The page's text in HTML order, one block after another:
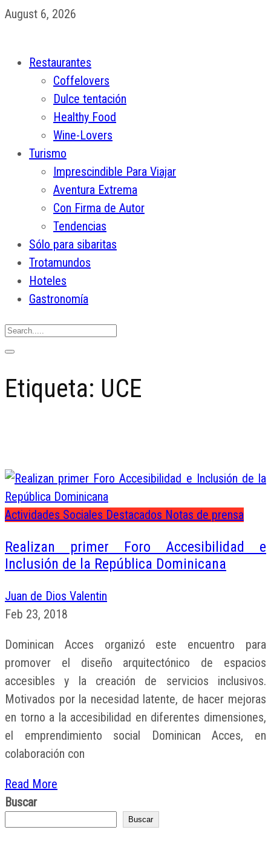
August 6, 2026
Restaurantes
Coffelovers
Dulce tentación
Healthy Food
Wine-Lovers
Turismo
Imprescindible Para Viajar
Aventura Extrema
Con Firma de Autor
Tendencias
Sólo para sibaritas
Trotamundos
Hoteles
Gastronomía
Etiqueta: UCE
Actividades Sociales Destacados Notas de prensa
Realizan primer Foro Accesibilidad e
Inclusión de la República Dominicana
Juan de Dios Valentin
Feb 23, 2018
Dominican Acces organizó este encuentro para
promover el diseño arquitectónico de espacios
accesibles y la creación de servicios inclusivos.
Motivados por la necesidad latente, de hacer mejoras
en torno a la accesibilidad en diferentes dimensiones,
el emprendimiento social Dominican Acces, en
colaboración con
Read More
Buscar
Buscar